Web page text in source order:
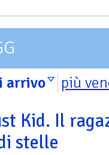
arrivo più
Kid. Il
stelle